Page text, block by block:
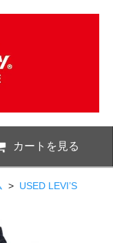
カートを見る
> USED LEVI’S